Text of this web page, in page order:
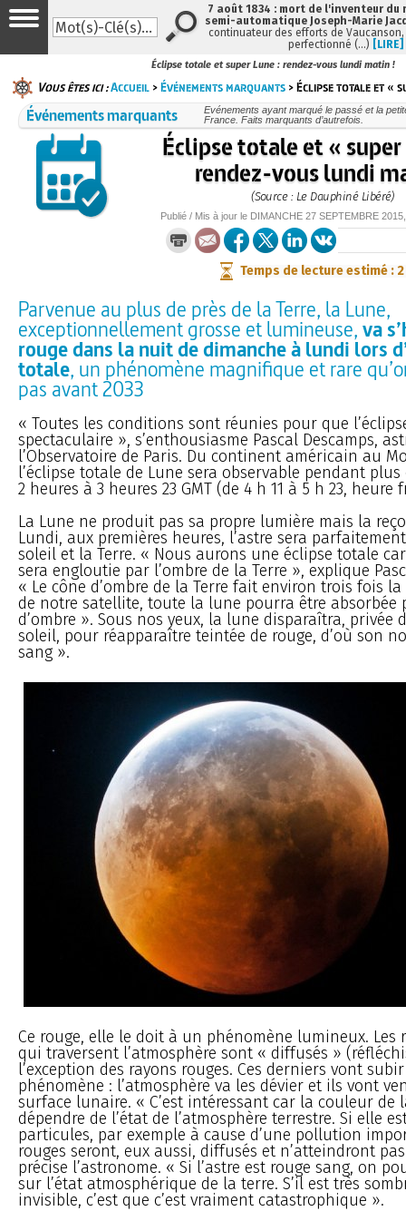
Éclipse totale et super Lune : rendez-vous lundi matin !
Vous êtes ici :Accueil >Événements marquants > Éclipse totale et «
Événements marquants
Evénements ayant marqué le passé et la
France. Faits marquants d’autrefois.
Éclipse totale et « super
rendez-vous lundi
(Source : Le Dauphiné Libéré)
Publié / Mis à jour le DIMANCHE 27 SEPTEMBRE 2015
Temps de lecture estimé : 2
Parvenue au plus de près de la Terre, la Lune,
exceptionnellement grosse et lumineuse,va
rouge dans la nuit de dimanche à lundi lors
totale, un phénomène magnifique et rare
pas avant 2033
« Toutes les conditions sont réunies pour que
spectaculaire », s’enthousiasme Pascal Descamps,
l’Observatoire de Paris. Du continent américain au
l’éclipse totale de Lune sera observable pendant plus
2 heures à 3 heures 23 GMT (de 4 h 11 à 5 h 23, heure
La Lune ne produit pas sa propre lumière mais la
Lundi, aux premières heures, l’astre sera
soleil et la Terre. « Nous aurons une éclipse totale
sera engloutie par l’ombre de la Terre », explique
« Le cône d’ombre de la Terre fait environ trois fois
de notre satellite, toute la lune pourra être absorbée
d’ombre ». Sous nos yeux, la lune disparaîtra, privée
soleil, pour réapparaître teintée de rouge, d’où son
sang ».
Ce rouge, elle le doit à un phénomène lumineux. Les
qui traversent l’atmosphère sont « diffusés »
l’exception des rayons rouges. Ces derniers vont
phénomène : l’atmosphère va les dévier et ils vont
surface lunaire. « C’est intéressant car la couleur de
dépendre de l’état de l’atmosphère terrestre. Si elle
particules, par exemple à cause d’une pollution
rouges seront, eux aussi, diffusés et n’atteindront
précise l’astronome. « Si l’astre est rouge sang, on
sur l’état atmosphérique de la terre. S’il est très
invisible, c’est que c’est vraiment catastrophique ».
7 août 1834 : mort de l'inventeur du
semi-automatique Joseph-Marie
continuateur des efforts de Vaucanson,
perfectionné (…) [LIRE]